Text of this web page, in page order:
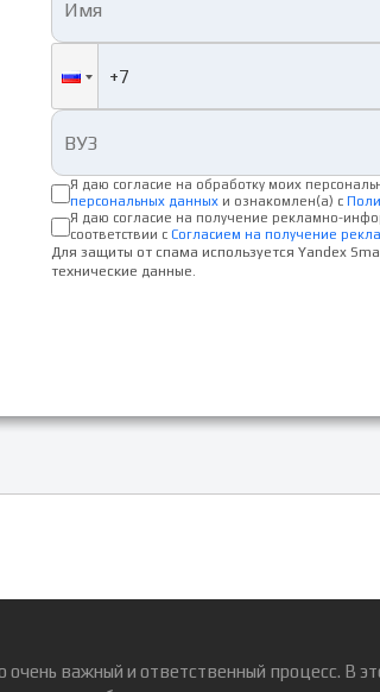
Я даю согласие на обработку моих
персональных данных и ознакомлен(а) с
Я даю согласие на получение рекламно-
соответствии с Согласием на получение
Для защиты от спама используется Yandex
технические данные.
важный и ответственный процесс. В